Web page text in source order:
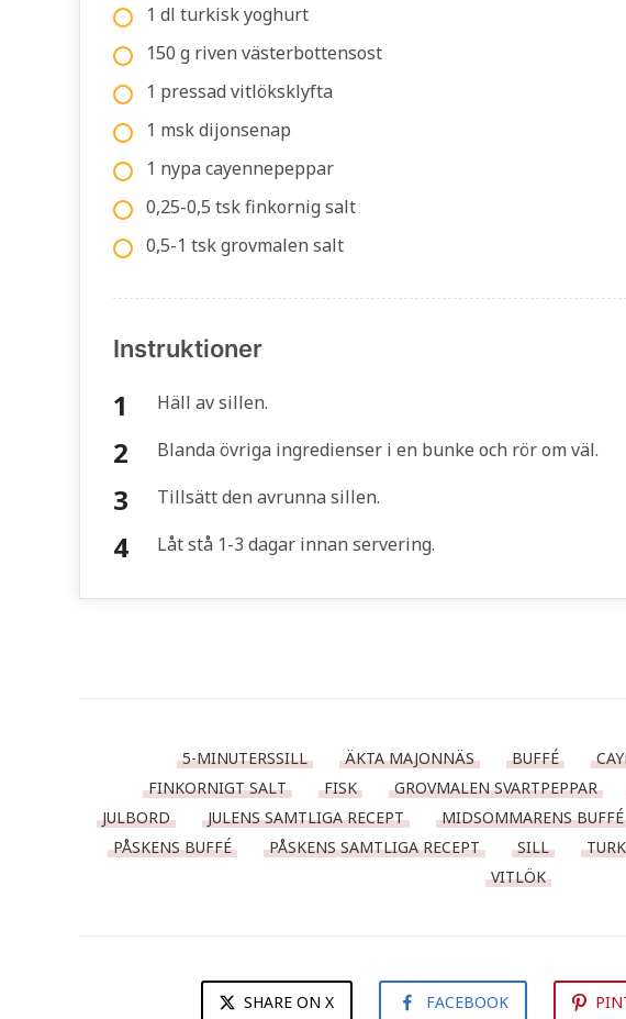
1 dl turkisk yoghurt
150 g riven västerbottensost
1 pressad vitlöksklyfta
1 msk dijonsenap
1 nypa cayennepeppar
0,25-0,5 tsk finkornig salt
0,5-1 tsk grovmalen salt
Instruktioner
Häll av sillen.
Blanda övriga ingredienser i en bunke och rör om väl.
Tillsätt den avrunna sillen.
Låt stå 1-3 dagar innan servering.
5-MINUTERSSILL ÄKTA MAJONNÄS BUFFÉ
FINKORNIGT SALT
FISK GROVMALEN SVARTPEPPAR
JULBORD
JULENS SAMTLIGA RECEPT MIDSOMMARENS BUFFÉ
PÅSKENS BUFFÉ
PÅSKENS SAMTLIGA RECEPT SILL
VITLÖK
SHARE ON X FACEBOOK